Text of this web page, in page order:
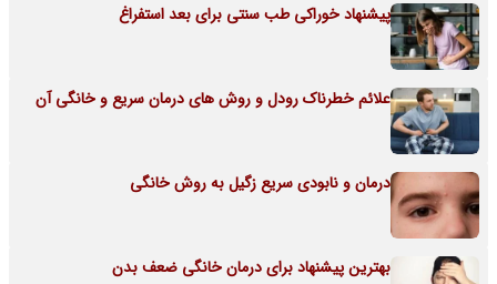
پیشنهاد خوراکی طب سنتی برای بعد استفراغ
علائم خطرناک رودل و روش های درمان سریع و خانگی آن
درمان و نابودی سریع زگیل به روش خانگی
بهترین پیشنهاد برای درمان خانگی ضعف بدن